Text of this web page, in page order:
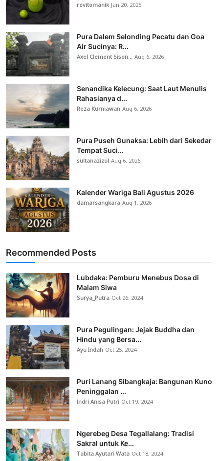
revitomanikJan 20, 2025
Pura Dalem Selonding Pecatu dan Goa
Air Sucinya: R...
Axel Clement Sison...Aug 6, 2026
Senandika Kelecung: Saat Laut Menulis
Rahasianya d...
Reza KurniawanAug 6, 2026
Pura Puseh Gunaksa: Lebih dari Sekedar
Tempat Suci...
sultanazizulAug 6, 2026
Kalender Wariga Bali Agustus 2026
damarsangkaraAug 1, 2026
Recommended Posts
Lubdaka: Pemburu Menebus Dosa di
Malam Siwa
Surya_Putra Oct 26, 2024
Pura Pegulingan: Jejak Buddha dan
Hindu yang Bersa...
Ayu Indah Oct 25, 2024
Puri Lanang Sibangkaja: Bangunan Kuno
Peninggalan ...
Indri Anisa Putri Oct 19, 2024
Ngerebeg Desa Tegallalang: Tradisi
Sakral untuk Ke...
Tabita Ayutari Wata Oct 18, 2024